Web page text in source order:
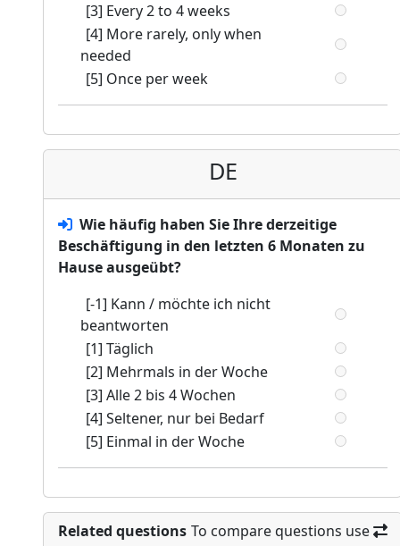
[3] Every 2 to 4 weeks
[4] More rarely, only when
needed
[5] Once per week
DE
Wie häufig haben Sie Ihre derzeitige
Beschäftigung in den letzten 6 Monaten zu
Hause ausgeübt?
[-1] Kann / möchte ich nicht
beantworten
[1] Täglich
[2] Mehrmals in der Woche
[3] Alle 2 bis 4 Wochen
[4] Seltener, nur bei Bedarf
[5] Einmal in der Woche
Related questions To compare questions use